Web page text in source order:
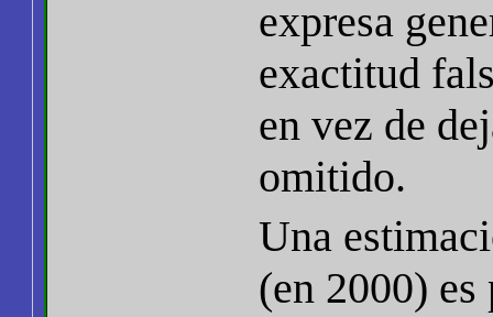
expresa
exactitud
en vez de
omitido.
Una
(en 2000)